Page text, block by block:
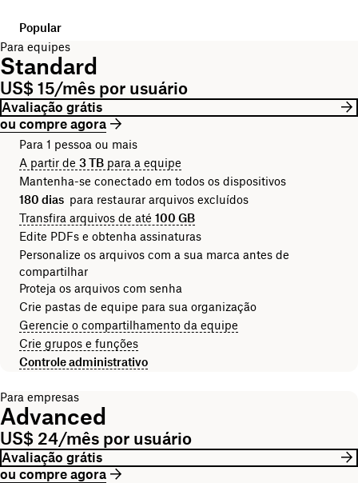
Popular
Para equipes
Standard
US$ 15/mês por usuário
Avaliação grátis
ou compre agora
Para 1 pessoa ou mais
A partir de 3 TB para a equipe
Mantenha-se conectado em todos os dispositivos
180 dias para restaurar arquivos excluídos
Transfira arquivos de até 100 GB
Edite PDFs e obtenha assinaturas
Personalize os arquivos com a sua marca antes de
compartilhar
Proteja os arquivos com senha
Crie pastas de equipe para sua organização
Gerencie o compartilhamento da equipe
Crie grupos e funções
Controle administrativo
Para empresas
Advanced
US$ 24/mês por usuário
Avaliação grátis
ou compre agora